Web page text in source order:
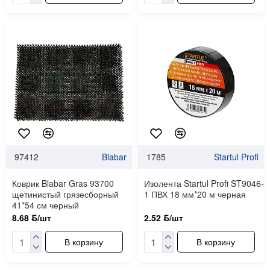
97412 Blabar
Коврик Blabar Gras 93700
щетинистый грязесборный
41*54 см черный
8.68 ƃ/шт
В корзину
1785 Startul Profi
Изолента Startul Profi ST9046-
1 ПВХ 18 мм*20 м черная
2.52 ƃ/шт
В корзину